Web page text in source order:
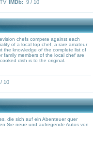
IMDb: 9 / 10
chefs compete against each
of a local top chef, a rare amateur
the knowledge of the complete list of
family members of the local chef are
dish is to the original.
10
die sich auf ein Abenteuer quer
Sie neue und aufregende Autos von